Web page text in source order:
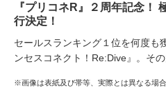
『プリコネR』２周年記念！
行決定！
セールスランキング１位を何度も
ンセスコネクト！Re:Dive』。そ
※画像は表紙及び帯等、実際とは異なる場合